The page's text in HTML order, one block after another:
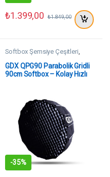
₺1.399,00 ₺1.849,00
Softbox Şemsiye Çeşitleri
SoftBoxlar
GDX QPG90 Parabolik Gridli
90cm Softbox – Kolay Hızlı
-35%